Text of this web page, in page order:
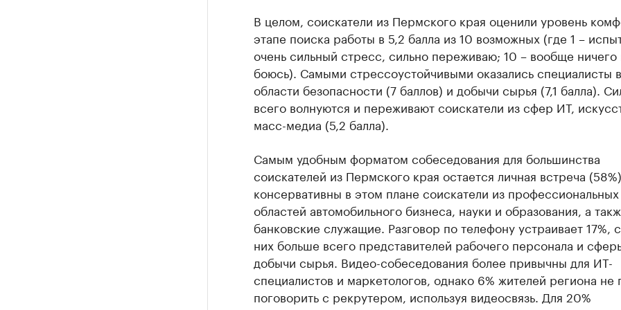
Крупнейшие производители и продавцы медийной
Ознакомьтесь с информацией в каталоге
В целом, соискатели из Пермского края оценили уровень
этапе поиска работы в 5,2 балла из 10 возможных (где 1 –
очень сильный стресс, сильно переживаю; 10 – вообще ничего
боюсь). Самыми стрессоустойчивыми оказались специалисты в
области безопасности (7 баллов) и добычи сырья (7,1 балла).
всего волнуются и переживают соискатели из сфер ИТ,
масс-медиа (5,2 балла).
Самым удобным форматом собеседования для большинства
соискателей из Пермского края остается личная встреча
консервативны в этом плане соискатели из профессиональных
областей автомобильного бизнеса, науки и образования, а
банковские служащие. Разговор по телефону устраивает 17%,
них больше всего представителей рабочего персонала и
добычи сырья. Видео-собеседования более привычны для ИТ-
специалистов и маркетологов, однако 6% жителей региона не
поговорить с рекрутером, используя видеосвязь. Для 20%